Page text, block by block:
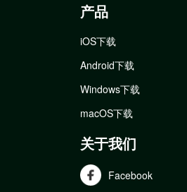
产品
iOS下载
Android下载
Windows下载
macOS下载
关于我们
Facebook